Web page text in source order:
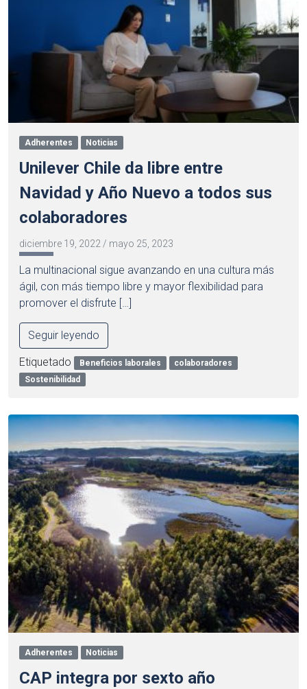
Adherentes Noticias
Unilever Chile da libre entre
Navidad y Año Nuevo a todos sus
colaboradores
diciembre 19, 2022 / mayo 25, 2023
La multinacional sigue avanzando en una cultura más
ágil, con más tiempo libre y mayor flexibilidad para
promover el disfrute […]
Seguir leyendo
Etiquetado Beneficios laborales
colaboradores
Sostenibilidad
Adherentes Noticias
CAP integra por sexto año